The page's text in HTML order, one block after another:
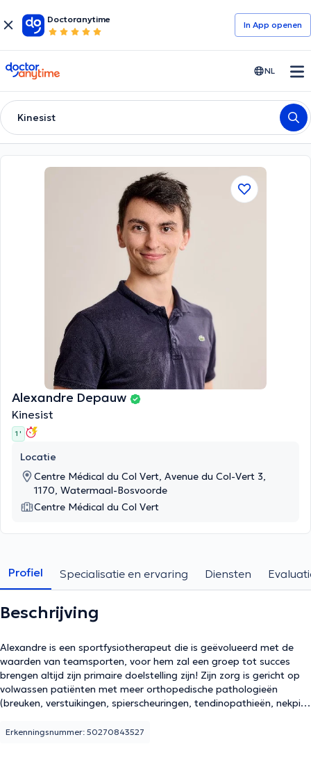
Doctoranytime
In App openen
doctoranytime NL
Kinesist
Alexandre Depauw
Kinesist
1 '
Locatie
Centre Médical du Col Vert, Avenue du Col-Vert 3,
1170, Watermaal-Bosvoorde
Centre Médical du Col Vert
Profiel Specialisatie en ervaring Diensten
Beschrijving
Alexandre is een sportfysiotherapeut die is geëvolueerd met de
waarden van teamsporten, voor hem zal een groep tot succes
brengen altijd zijn primaire doelstelling zijn! Zijn zorg is gericht op
volwassen patiënten met meer orthopedische pathologieën
(breuken, verstuikingen, spierscheuringen, tendinopathieën, nekpijn,
enz.) en/of neurologische pathologieën. Tijdens een consultatie is
Erkenningsnummer: 50270843527